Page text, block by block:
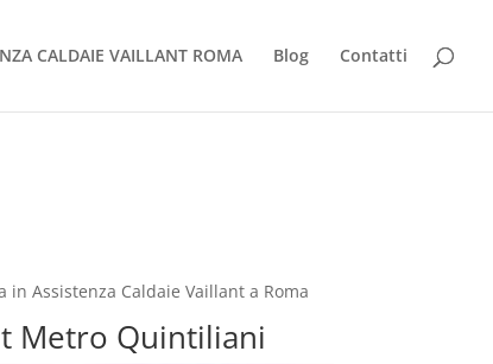
CALDAIE VAILLANT ROMA Blog Contatti
Assistenza Caldaie Vaillant a Roma
Metro Quintiliani